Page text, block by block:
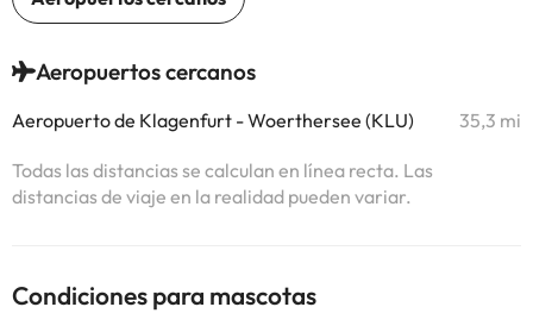
Aeropuertos cercanos
Aeropuerto de Klagenfurt - Woerthersee (KLU) 35,3 mi
Todas las distancias se calculan en línea recta. Las
distancias de viaje en la realidad pueden variar.
Condiciones para mascotas